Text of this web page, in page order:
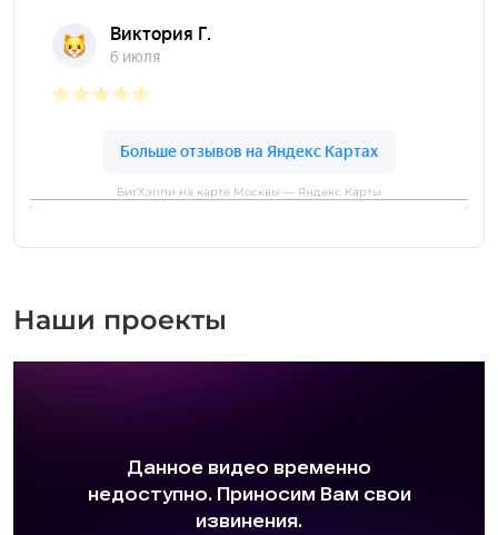
БигХэппи на карте Москвы — Яндекс Карты
Наши проекты